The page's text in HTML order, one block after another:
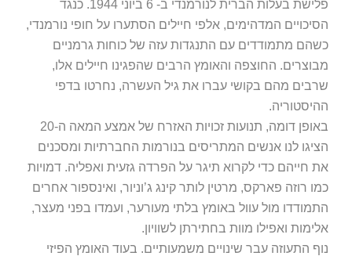
פלישת בעלות הברית לנורמנדי ב- 6 ביוני 1944. כנגד
המדהימים, אלפי חיילים הסתערו על חופי נורמנדי,
מתמודדים עם התנגדות עזה של כוחות גרמניים
החוצפה והאומץ הרבים שהפגינו חיילים אלו,
מהם בקושי עברו את גיל העשרה, נחרטו בדפי
באופן דומה, תנועות זכויות האזרח של אמצע המאה ה-20
לנו אנשים המתריסים בנורמות החברתיות ומסכנים
חייהם כדי לקרוא תיגר על הפרדה גזעית ואפליה. דמויות
רוזה פארקס, מרטין לותר קינג ג’וניור, ואינספור אחרים
מול עוול באומץ בלתי מעורער, ועמדו בפני מעצר,
ואפילו מוות בחתירתן לשוויון.
התעוזה עבר שינויים משמעותיים. בעוד האומץ הפיזי